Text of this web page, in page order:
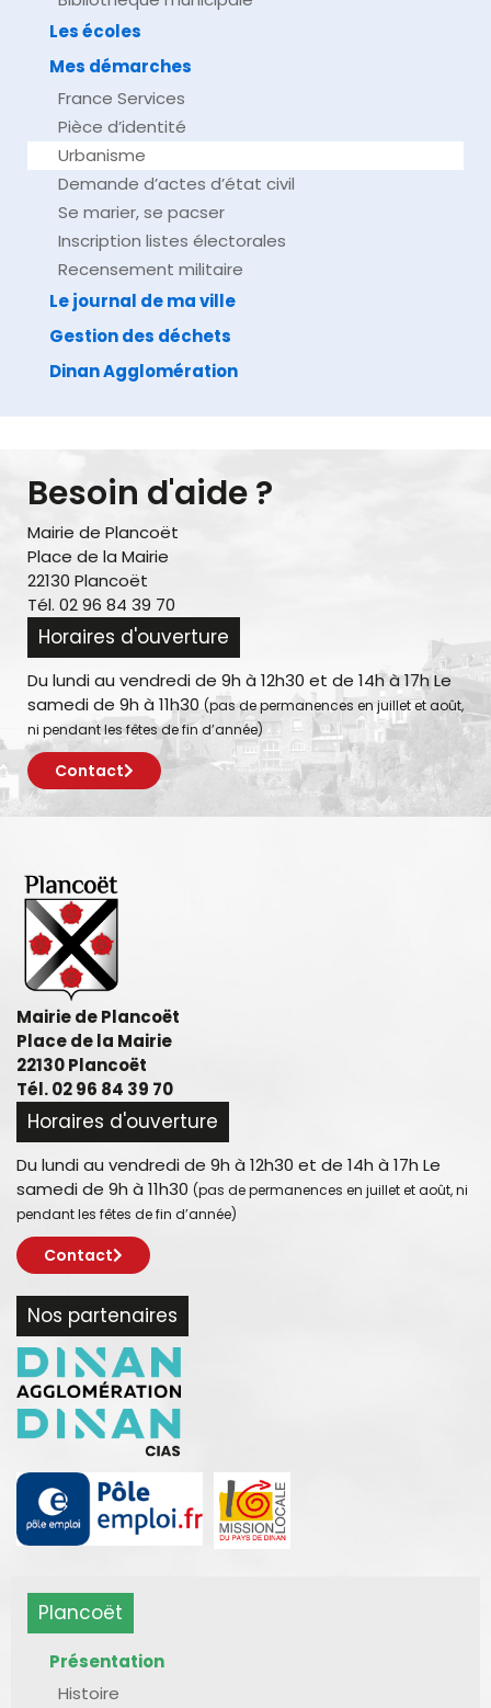
Les écoles
Mes démarches
France Services
Pièce d’identité
Urbanisme
Demande d’actes d’état civil
Se marier, se pacser
Inscription listes électorales
Recensement militaire
Le journal de ma ville
Gestion des déchets
Dinan Agglomération
Besoin d'aide ?
Mairie de Plancoët
Place de la Mairie
22130 Plancoët
Tél. 02 96 84 39 70
Horaires d'ouverture
Du lundi au vendredi de 9h à 12h30 et de 14h à 17h Le
samedi de 9h à 11h30 (pas de permanences en juillet et août,
ni pendant les fêtes de fin d’année)
Contact
Mairie de Plancoët
Place de la Mairie
22130 Plancoët
Tél. 02 96 84 39 70
Horaires d'ouverture
Du lundi au vendredi de 9h à 12h30 et de 14h à 17h Le
samedi de 9h à 11h30 (pas de permanences en juillet et août, ni
pendant les fêtes de fin d’année)
Contact
Nos partenaires
Plancoët
Présentation
Histoire